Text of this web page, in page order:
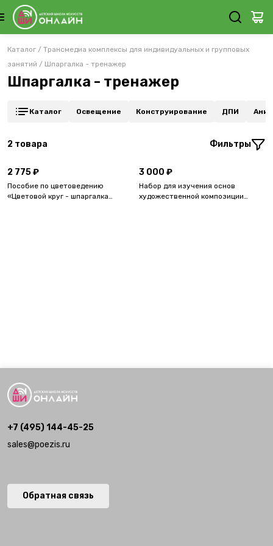
Каталог / Трансмедиа комплексы для индивидуальных и групповых
занятий / Шпаргалка - тренажер
Шпаргалка - тренажер
Каталог Освещение Конструирование ДПИ
2 товара Фильтры
2 775 ₽
Пособие по цветоведению
«Цветовой круг - шпаргалка
3 000 ₽
Набор для изучения основ
художественной композиции
+7 (495) 144-45-25
sales@poezis.ru
Обратная связь